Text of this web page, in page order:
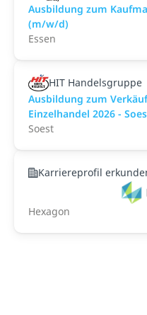
Ausbildung zum
(m/w/d)
Essen
HIT Handelsgruppe
Ausbildung zum
Einzelhandel 2026 -
Soest
Karriereprofil
Hexagon